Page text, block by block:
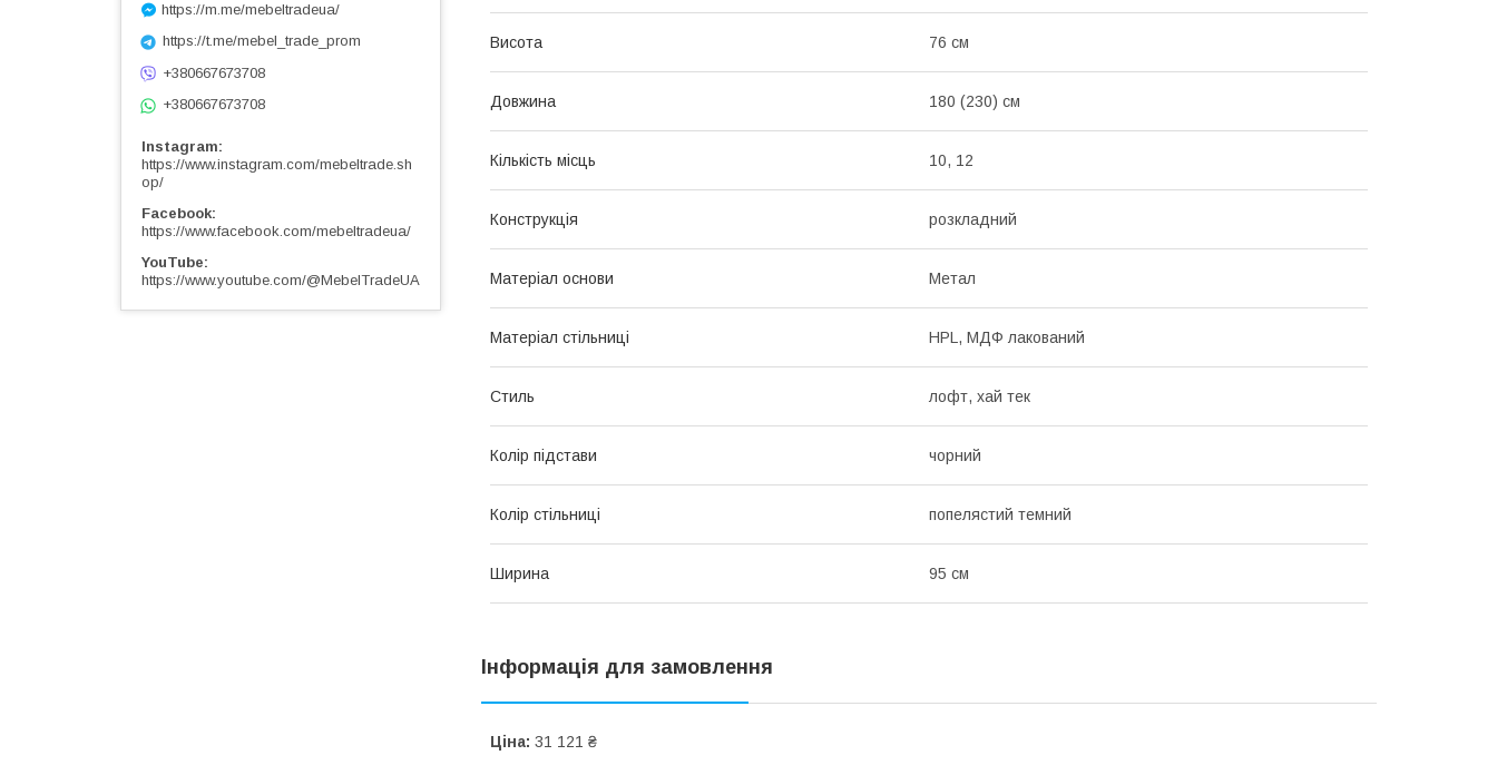
Висота 76 см
Довжина 180 (230) см
Кількість місць 10, 12
Конструкція розкладний
Матеріал основи Метал
Матеріал стільниці HPL, МДФ лакований
Стиль лофт, хай тек
Колір підстави чорний
Колір стільниці попелястий темний
Ширина 95 см
Інформація для замовлення
Ціна: 31 121 ₴
https://m.me/mebeltradeua/
https://t.me/mebel_trade_prom
+380667673708
+380667673708
Instagram
https://www.instagram.com/mebeltrade.sh
op/
Facebook
https://www.facebook.com/mebeltradeua/
YouTube
https://www.youtube.com/@MebelTradeUA